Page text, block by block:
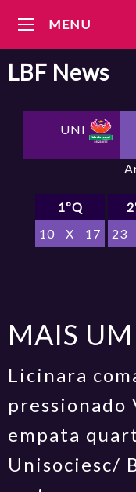
MENU
LBF News
UNI
1ºQ
10
X 17
23
MAIS
Licinara
pressionado
empata
Unisociesc/